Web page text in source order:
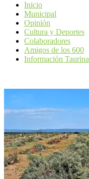
Inicio
Municipal
Opinión
Cultura y Deportes
Colaboradores
Amigos de los 600
Información Taurina